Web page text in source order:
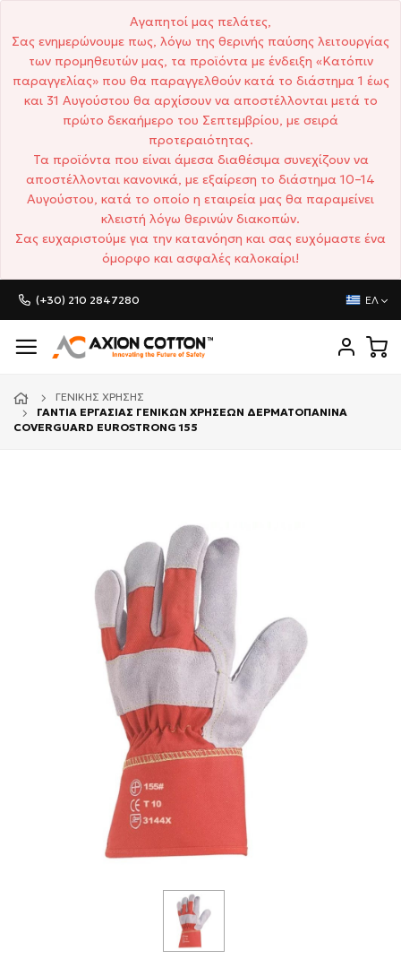
Αγαπητοί μας πελάτες,
Σας ενημερώνουμε πως, λόγω της θερινής παύσης λειτουργίας
των προμηθευτών μας, τα προϊόντα με ένδειξη «Κατόπιν
παραγγελίας» που θα παραγγελθούν κατά το διάστημα 1 έως
και 31 Αυγούστου θα αρχίσουν να αποστέλλονται μετά το
πρώτο δεκαήμερο του Σεπτεμβρίου, με σειρά
προτεραιότητας.
Τα προϊόντα που είναι άμεσα διαθέσιμα συνεχίζουν να
αποστέλλονται κανονικά, με εξαίρεση το διάστημα 10–14
Αυγούστου, κατά το οποίο η εταιρεία μας θα παραμείνει
κλειστή λόγω θερινών διακοπών.
Σας ευχαριστούμε για την κατανόηση και σας ευχόμαστε ένα
όμορφο και ασφαλές καλοκαίρι!
(+30) 210 2847280 ΕΛ
ΓΕΝΙΚΉΣ ΧΡΉΣΗΣ
ΓΑΝΤΙΑ ΕΡΓΑΣΙΑΣ ΓΕΝΙΚΩΝ ΧΡΗΣΕΩΝ ΔΕΡΜΑΤΟΠΑΝΙΝΑ
COVERGUARD EUROSTRONG 155